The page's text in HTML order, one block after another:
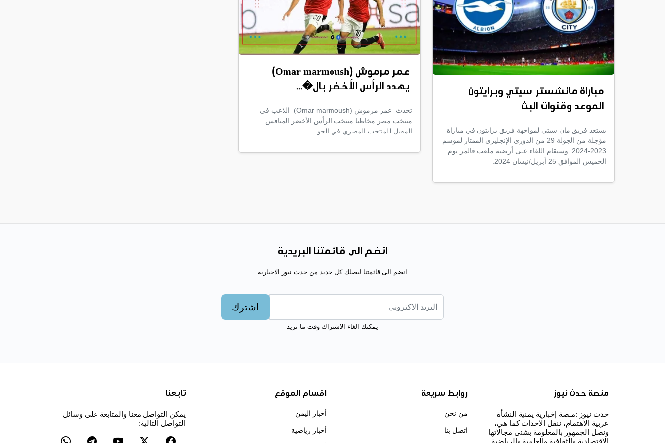
مباراة مانشستر سيتي وبرايتون
الموعد وقنوات البث
يستعد فريق مان سيتي لمواجهة فريق برايتون في مباراة
مؤجلة من الجولة 29 من الدوري الإنجليزي الممتاز لموسم
2023-2024. وسيقام اللقاء على أرضية ملعب فالمر يوم
الخميس الموافق 25 أبريل/نيسان 2024.
عمر مرموش (Omar marmoush)
يهدد الرأس الأخضر بال�...
تحدث عمر مرموش (Omar marmoush) اللاعب في
منتخب مصر مخاطبا منتخب الرأس الأخضر المنافس
المقبل للمنتخب المصري في الجو...
انضم الى قائمتنا البريدية
انضم الى قائمتنا ليصلك كل جديد من حدث نيوز الاخبارية
اشترك
يمكنك الغاء الاشتراك وقت ما تريد
منصة حدث نيوز
حدث نيوز :منصة إخبارية يمنية النشأة
عربية الاهتمام، ننقل الاحداث كما هي،
ونصل الجمهور بالمعلومة بشتى مجالاتها
الاقتصادية والثقافية والعلمية والرياضية
روابط سريعة
من نحن
اتصل بنا
اقسام الموقع
أخبار اليمن
أخبار رياضية
تابعنا
يمكن التواصل معنا والمتابعة على وسائل
التواصل التالية: